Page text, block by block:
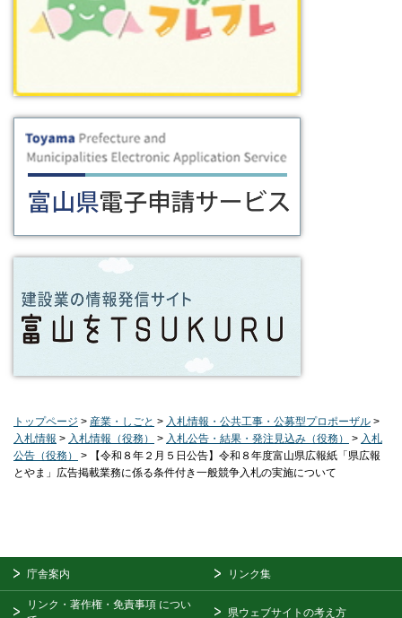
トップページ > 産業・しごと > 入札情報・公共工事・公募型プロポーザル >
入札情報 > 入札情報（役務） > 入札公告・結果・発注見込み（役務） > 入札
公告（役務）
> 【令和８年２月５日公告】令和８年度富山県広報紙「県広報
とやま」広告掲載業務に係る条件付き一般競争入札の実施について
庁舎案内 リンク集
リンク・著作権・免責事項 につい
県ウェブサイトの考え方